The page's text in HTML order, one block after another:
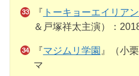
『 トーキョーエイリア
＆戸塚祥太主演）：
『マジムリ学園 』（小
マ